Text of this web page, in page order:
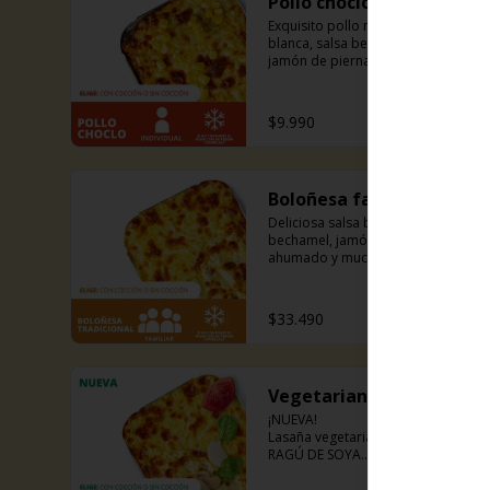
Exquisito pollo mechado en salsa
blanca, salsa bechamel, choclo,
jamón de pierna ahumado y
perejil receta de la casa.
$9.990
Boloñesa familiar
Deliciosa salsa boloñesa,
bechamel, jamón de pierna
ahumado y mucho queso
de la casa.
$33.490
Vegetariana de Soya
¡NUEVA!
Lasaña vegetariana a base de
RAGÚ DE SOYA.